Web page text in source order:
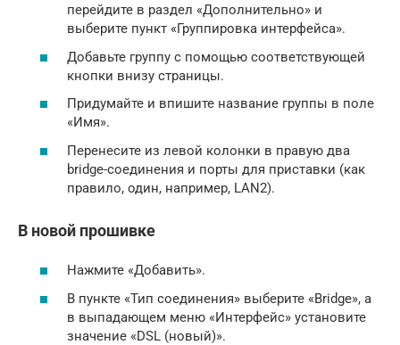
перейдите в раздел «Дополнительно» и
выберите пункт «Группировка интерфейса».
Добавьте группу с помощью соответствующей
кнопки внизу страницы.
Придумайте и впишите название группы в поле
«Имя».
Перенесите из левой колонки в правую два
bridge-соединения и порты для приставки (как
правило, один, например, LAN2).
В новой прошивке
Нажмите «Добавить».
В пункте «Тип соединения» выберите «Bridge», а
в выпадающем меню «Интерфейс» установите
значение «DSL (новый)».